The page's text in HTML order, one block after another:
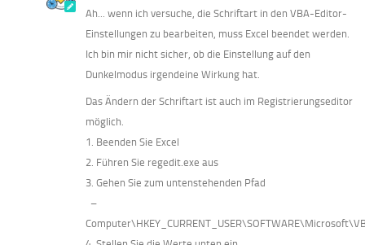
Ah... wenn ich versuche, die Schriftart in den VBA-Editor-
Einstellungen zu bearbeiten, muss Excel beendet werden.
Ich bin mir nicht sicher, ob die Einstellung auf den
Dunkelmodus irgendeine Wirkung hat.
Das Ändern der Schriftart ist auch im Registrierungseditor
möglich.
1. Beenden Sie Excel
2. Führen Sie regedit.exe aus
3. Gehen Sie zum untenstehenden Pfad